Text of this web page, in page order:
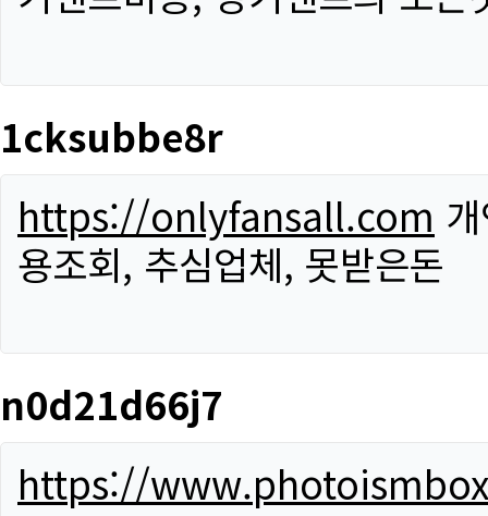
1cksubbe8r
https://onlyfansall.com
용조회, 추심업체, 못받은돈
n0d21d66j7
https://